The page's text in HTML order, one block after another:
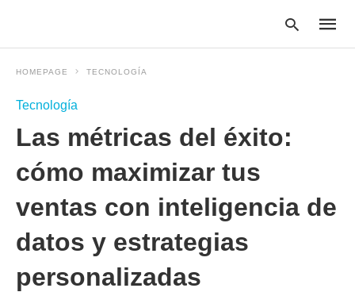
enter:
HOMEPAGE TECNOLOGÍA
Tecnología
Las métricas del éxito:
cómo maximizar tus
ventas con inteligencia de
datos y estrategias
personalizadas